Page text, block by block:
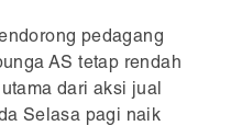
pedagang
AS tetap rendah
dari aksi jual
Selasa pagi naik